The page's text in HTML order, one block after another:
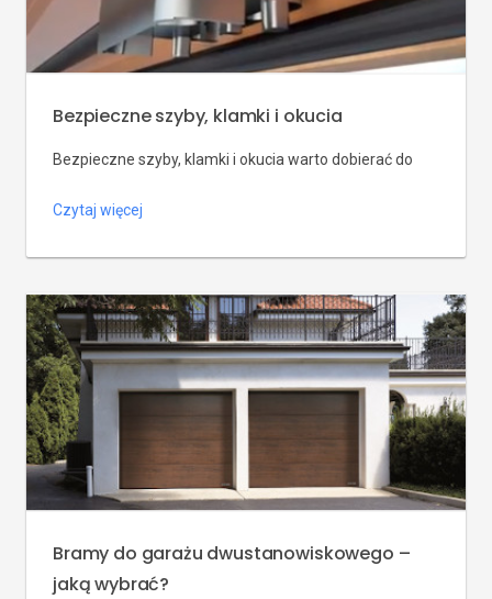
Bezpieczne szyby, klamki i okucia
Bezpieczne szyby, klamki i okucia warto dobierać do
zwiększają komfort, kontrolę i odporność okien.
Czytaj więcej
Bramy do garażu dwustanowiskowego –
jaką wybrać?